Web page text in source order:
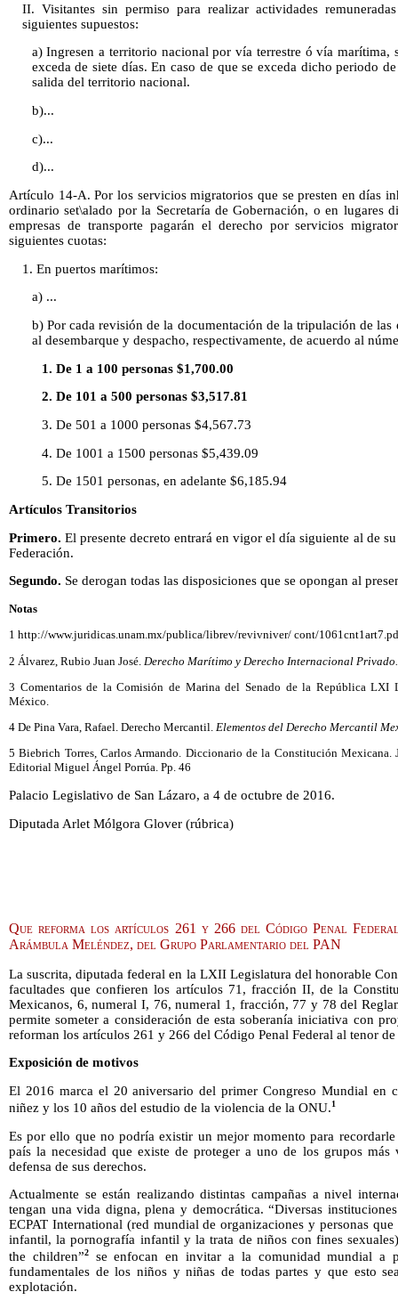
II. Visitantes sin permiso para realizar actividades
siguientes supuestos:
a) Ingresen a territorio nacional por vía terrestre ó vía marítima,
exceda de siete días. En caso de que se exceda dicho periodo
salida del territorio nacional.
b)...
c)...
d)...
Artículo 14-A. Por los servicios migratorios que se presten en días
ordinario set\alado por la Secretaría de Gobernación, o en lugares
empresas de transporte pagarán el derecho por servicios
siguientes cuotas:
1. En puertos marítimos:
a) ...
b) Por cada revisión de la documentación de la tripulación de las
al desembarque y despacho, respectivamente, de acuerdo al
1. De 1 a 100 personas $1,700.00
2. De 101 a 500 personas $3,517.81
3. De 501 a 1000 personas $4,567.73
4. De 1001 a 1500 personas $5,439.09
5. De 1501 personas, en adelante $6,185.94
Artículos Transitorios
Primero. El presente decreto entrará en vigor el día siguiente al de
Federación.
Segundo. Se derogan todas las disposiciones que se opongan al
Notas
1 http://www.juridicas.unam.mx/publica/librev/revivniver/ cont/
2 Álvarez, Rubio Juan José. Derecho Marítimo y Derecho Internacional Privado.
3 Comentarios de la Comisión de Marina del Senado de la República LXI
México.
4 De Pina Vara, Rafael. Derecho Mercantil. Elementos del Derecho Mercantil
5 Biebrich Torres, Carlos Armando. Diccionario de la Constitución Mexicana.
Editorial Miguel Ángel Porrúa. Pp. 46
Palacio Legislativo de San Lázaro, a 4 de octubre de 2016.
Diputada Arlet Mólgora Glover (rúbrica)
Que reforma los artículos 261 y 266 del Código Penal
Arámbula Meléndez, del Grupo Parlamentario del PAN
La suscrita, diputada federal en la LXII Legislatura del honorable
facultades que confieren los artículos 71, fracción II, de la
Mexicanos, 6, numeral I, 76, numeral 1, fracción, 77 y 78 del
permite someter a consideración de esta soberanía iniciativa con
reforman los artículos 261 y 266 del Código Penal Federal al tenor
Exposición de motivos
El 2016 marca el 20 aniversario del primer Congreso Mundial en
niñez y los 10 años del estudio de la violencia de la ONU.1
Es por ello que no podría existir un mejor momento para
país la necesidad que existe de proteger a uno de los grupos
defensa de sus derechos.
Actualmente se están realizando distintas campañas a nivel
tengan una vida digna, plena y democrática. “Diversas
ECPAT International (red mundial de organizaciones y personas
infantil, la pornografía infantil y la trata de niños con fines
the children”2se enfocan en invitar a la comunidad mundial a
fundamentales de los niños y niñas de todas partes y que esto
explotación.